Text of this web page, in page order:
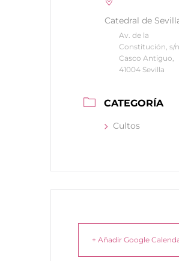
Catedral de
Av. de la
Constitución, s/
Casco Antiguo,
41004 Sevilla
CATEGORÍA
Cultos
+ Añadir Google